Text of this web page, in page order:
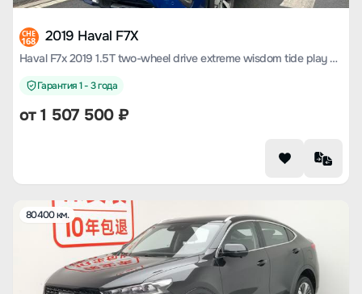
CHE
168 2019 Haval F7X
Haval F7x 2019 1.5T two-wheel drive extreme wisdom tide play edition lite
Гарантия 1 - 3 года
от1 507 500₽
80400 км.